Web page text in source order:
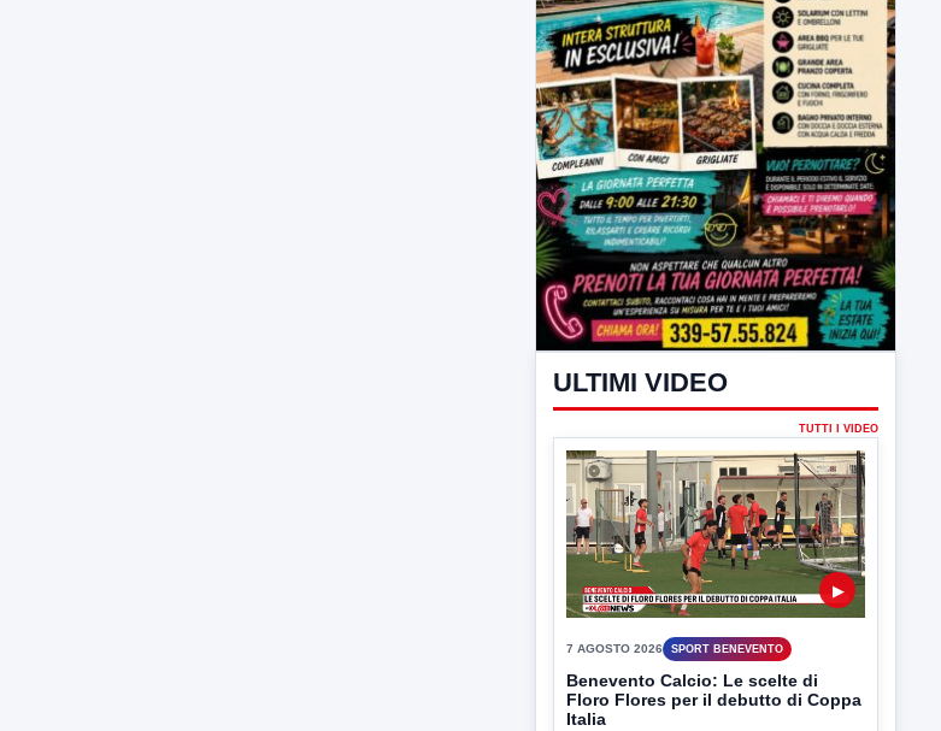
ULTIMI VIDEO
TUTTI I VIDEO
▶
7 AGOSTO 2026 SPORT BENEVENTO
Benevento Calcio: Le scelte di
Floro Flores per il debutto di Coppa
Italia